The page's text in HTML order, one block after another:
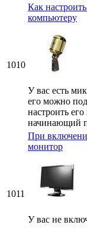
1010
Как
компьютеру
У вас есть
его можно
настроить
начинающий
1011
При
монитор
У вас не